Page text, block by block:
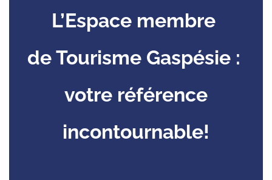
L’Espace membre
de Tourisme Gaspésie :
votre référence
incontournable!